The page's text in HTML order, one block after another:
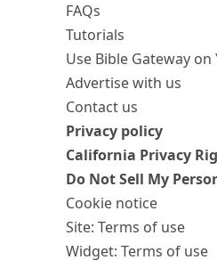
FAQs
Tutorials
Use Bible Gateway on
Advertise with us
Contact us
Privacy policy
California Privacy
Do Not Sell My
Cookie notice
Site: Terms of use
Widget: Terms of use